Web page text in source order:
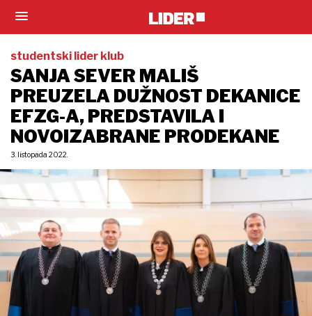
studentski lider klub
SANJA SEVER MALIŠ
PREUZELA DUŽNOST DEKANICE
EFZG-A, PREDSTAVILA I
NOVOIZABRANE PRODEKANE
3. listopada 2022.